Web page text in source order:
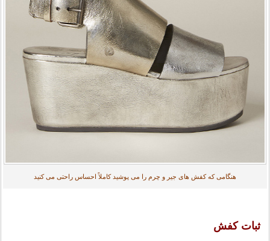
هنگامی که کفش های جیر و چرم را می پوشید کاملاً احساس راحتی می کنید
ثبات کفش